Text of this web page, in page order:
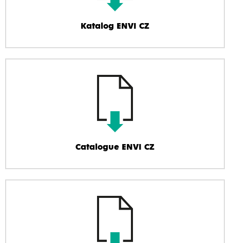
Katalog ENVI CZ
Catalogue ENVI CZ